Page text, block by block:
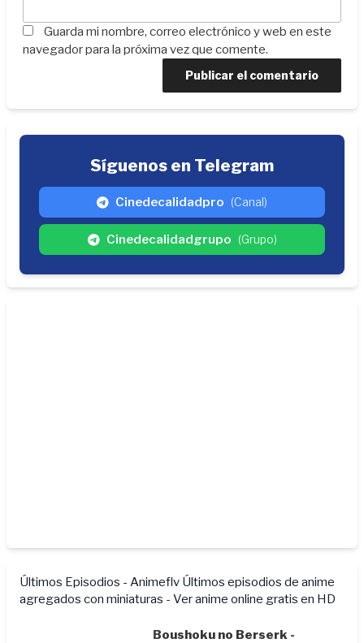
Guarda mi nombre, correo electrónico y web en este
navegador para la próxima vez que comente.
Síguenos en Telegram
Cinedecalidadpro (Canal)
Cinedecalidadgrupo (Grupo)
Últimos Episodios - Animeflv Últimos episodios de anime
agregados con miniaturas - Ver anime online gratis en HD
Boushoku no Berserk -